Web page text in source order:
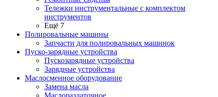
Тележки инструментальные с комплектом
инструментов
Ещё 7
Полировальные машины
Запчасти для полировальных машинок
Пуско-зарядные устройства
Пускозарядные устройства
Зарядные устройства
Маслосменное оборудование
Замена масла
Маслораздаточное